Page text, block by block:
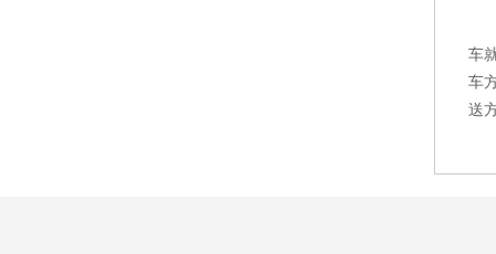
车
车
送